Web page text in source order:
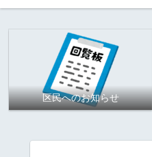
区民へのお知らせ